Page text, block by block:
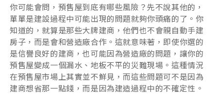
你可能會問，預售屋到底有哪些風險？先不說其他的，
單單是建設過程中可能出現的問題就夠你頭痛的了。你
知道的，就算是那些大牌建商，他們也不會親自動手建
房子，而是會和營造廠合作。這就意味著，即使你選的
是信譽良好的建商，也可能因為營造廠的問題，讓你的
預售屋變成一個漏水、地板不平的災難現場。這種情況
在預售屋市場上其實並不鮮見，而這些問題可不是因為
建商想省那一點錢，而是因為建造過程中的不確定性。